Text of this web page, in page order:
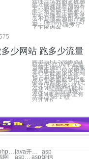
统还能提升服务器安
全。虽然现在国内有
不少收费版主机系
统，但是对于需要有
主机管理系统而要求
又不是很高的用户来
说，能省则省总是好
事。 于是小编搜寻
了下国内各
少网站 跑多少流量
阿里云ECS服务器1
核2G内存1M带宽是
当前主流的入门级服
务器配置，很多用户
关心它能跑多少个网
站，运行多少流量。
用户都希望能够把服
务器用到极致。为此
本文详细说说1核
2G1M配置的性能和
使用。 阿里云1核
2G1M服务器哪里有
共享型 s6 1 核
2G1M 6
php开发环境搭配 java开发环境搭配 asp
网 asp 配置 asp短信